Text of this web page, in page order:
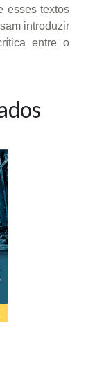
esses textos
introduzir
entre o